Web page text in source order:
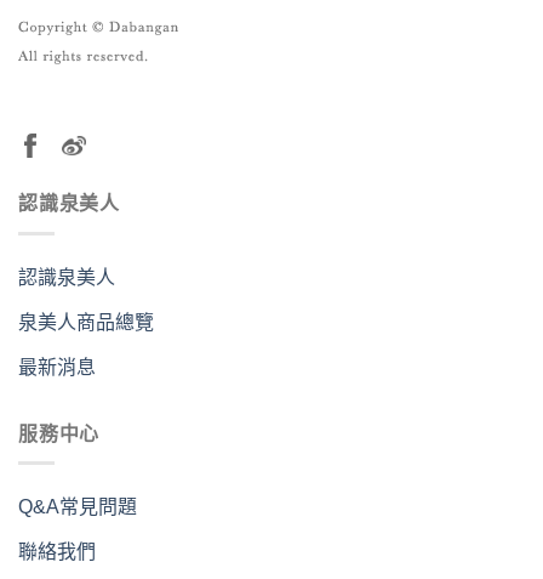
認識泉美人
認識泉美人
泉美人商品總覽
最新消息
服務中心
Q&A常見問題
聯絡我們